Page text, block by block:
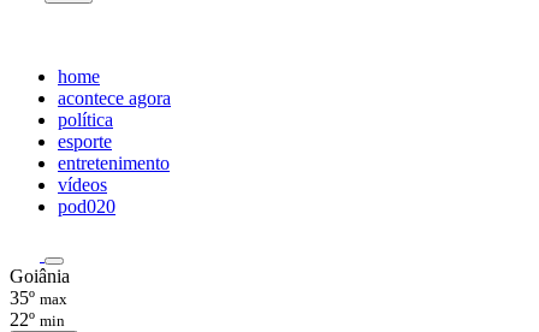
home
acontece agora
política
esporte
entretenimento
vídeos
pod020
Goiânia
35º max
22º min